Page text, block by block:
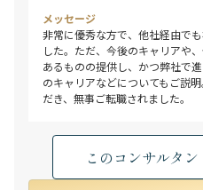
メッセージ
非常に優秀な方で、他社経由で
した。ただ、今後のキャリアや
あるものの提供し、かつ弊社で
のキャリアなどについてもご説
だき、無事ご転職されました。
このコンサルタ